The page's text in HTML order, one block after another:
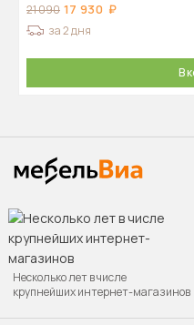
21 090 17 930
за 2 дня
В
Несколько лет в числе
крупнейших интернет-магазинов